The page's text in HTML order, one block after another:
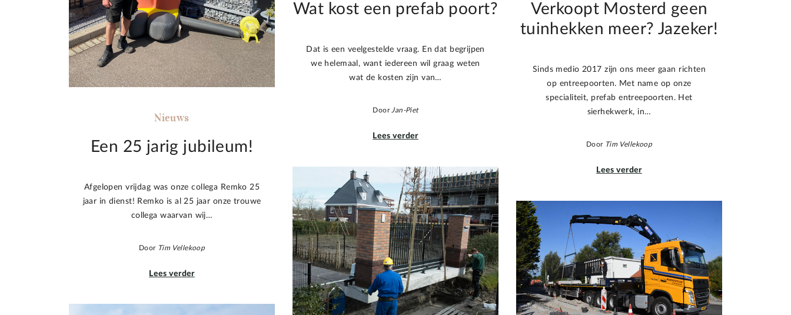
Nieuws
Een 25 jarig jubileum!
Afgelopen vrijdag was onze collega Remko 25
jaar in dienst! Remko is al 25 jaar onze trouwe
collega waarvan wij…
Door Tim Vellekoop
Lees verder
Wat kost een prefab poort?
Dat is een veelgestelde vraag. En dat begrijpen
we helemaal, want iedereen wil graag weten
wat de kosten zijn van…
Door Jan-Piet
Lees verder
Verkoopt Mosterd geen
tuinhekken meer? Jazeker!
Sinds medio 2017 zijn ons meer gaan richten
op entreepoorten. Met name op onze
specialiteit, prefab entreepoorten. Het
sierhekwerk, in…
Door Tim Vellekoop
Lees verder